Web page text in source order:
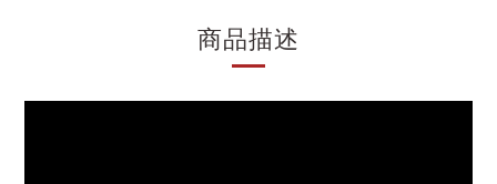
商品描述